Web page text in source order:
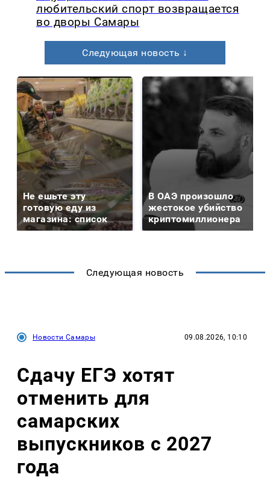
любительский спорт возвращается
во дворы Самары
Следующая новость ↓
Не ешьте эту
готовую еду из
магазина: список
В ОАЭ произошло
жестокое убийство
криптомиллионера
Следующая новость
Новости Самары 09.08.2026, 10:10
Сдачу ЕГЭ хотят
отменить для
самарских
выпускников с 2027
года